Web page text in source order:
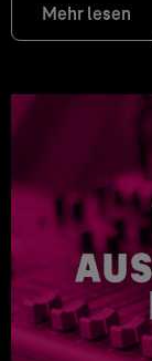
Mehr lesen